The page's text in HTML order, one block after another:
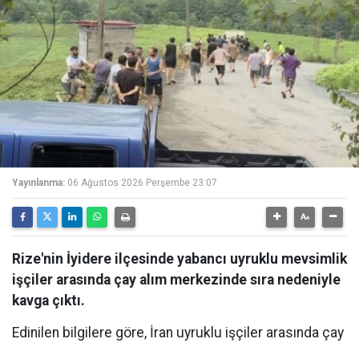
Yayınlanma: 06 Ağustos 2026 Perşembe 23:07
Rize'nin İyidere ilçesinde yabancı uyruklu mevsimlik
işçiler arasında çay alım merkezinde sıra nedeniyle
kavga çıktı.
Edinilen bilgilere göre, İran uyruklu işçiler arasında çay